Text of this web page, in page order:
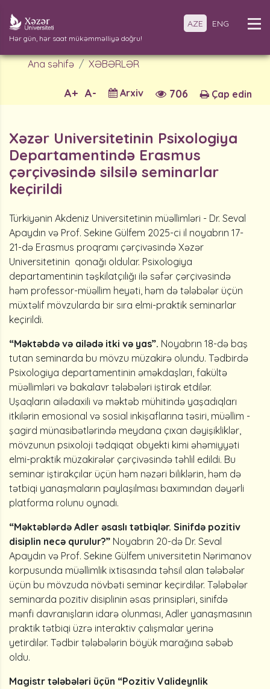
Hər gün, hər saat mükəmməlliyə doğru!
AZE ENG
Ana səhifə XƏBƏRLƏR
Çap edin
706
Arxiv
A-
A+
Xəzər Universitetinin Psixologiya
Departamentində Erasmus
çərçivəsində silsilə seminarlar
keçirildi
Türkiyənin Akdeniz Universitetinin müəllimləri - Dr. Seval
Apaydın və Prof. Sekine Gülfem 2025-ci il noyabrın 17-
21-də Erasmus proqramı çərçivəsində Xəzər
Universitetinin qonağı oldular. Psixologiya
departamentinin təşkilatçılığı ilə səfər çərçivəsində
həm professor-müəllim heyəti, həm də tələbələr üçün
müxtəlif mövzularda bir sıra elmi-praktik seminarlar
keçirildi.
“Məktəbdə və ailədə itki və yas”. Noyabrın 18-də baş
tutan seminarda bu mövzu müzakirə olundu. Tədbirdə
Psixologiya departamentinin əməkdaşları, fakültə
müəllimləri və bakalavr tələbələri iştirak etdilər.
Uşaqların ailədaxili və məktəb mühitində yaşadıqları
itkilərin emosional və sosial inkişaflarına təsiri, müəllim -
şagird münasibətlərində meydana çıxan dəyişikliklər,
mövzunun psixoloji tədqiqat obyekti kimi əhəmiyyəti
elmi-praktik müzakirələr çərçivəsində təhlil edildi. Bu
seminar iştirakçılar üçün həm nəzəri biliklərin, həm də
tətbiqi yanaşmaların paylaşılması baxımından dəyərli
platforma rolunu oynadı.
“Məktəblərdə Adler əsaslı tətbiqlər. Sinifdə pozitiv
disiplin necə qurulur?” Noyabrın 20-də Dr. Seval
Apaydın və Prof. Sekine Gülfem universitetin Nərimanov
korpusunda müəllimlik ixtisasında təhsil alan tələbələr
üçün bu mövzuda növbəti seminar keçirdilər. Tələbələr
seminarda pozitiv disiplinin əsas prinsipləri, sinifdə
mənfi davranışların idarə olunması, Adler yanaşmasının
praktik tətbiqi üzrə interaktiv çalışmalar yerinə
yetirdilər. Tədbir tələbələrin böyük marağına səbəb
oldu.
Magistr tələbələri üçün “Pozitiv Valideynlik